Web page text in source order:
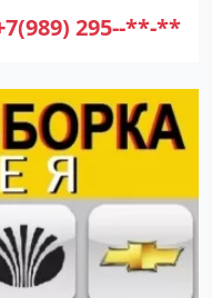
295--**-**